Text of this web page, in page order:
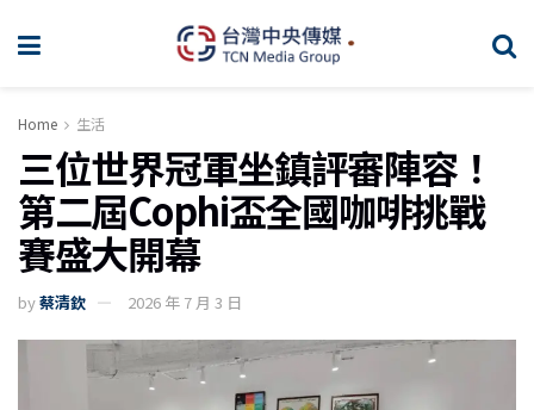
Home 生活
三位世界冠軍坐鎮評審陣容！
第二屆Cophi盃全國咖啡挑戰
賽盛大開幕
by蔡清欽 2026 年 7 月 3 日